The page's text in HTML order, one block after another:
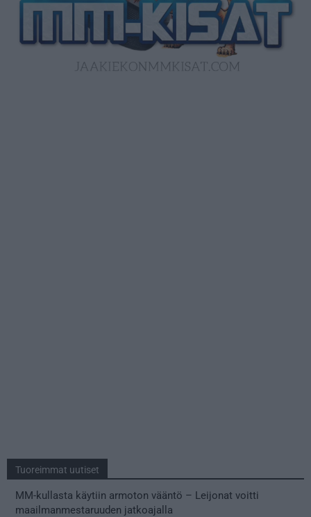
Tuoreimmat uutiset
MM-kullasta käytiin armoton vääntö – Leijonat voitti
maailmanmestaruuden jatkoajalla